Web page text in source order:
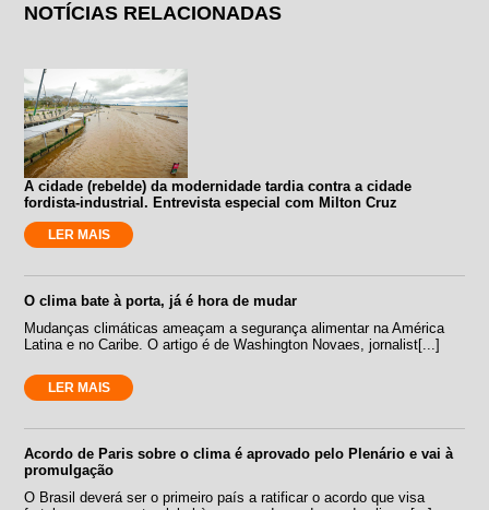
NOTÍCIAS RELACIONADAS
A cidade (rebelde) da modernidade tardia contra a cidade
fordista-industrial. Entrevista especial com Milton Cruz
LER MAIS
O clima bate à porta, já é hora de mudar
Mudanças climáticas ameaçam a segurança alimentar na América
Latina e no Caribe. O artigo é de Washington Novaes, jornalist[...]
LER MAIS
Acordo de Paris sobre o clima é aprovado pelo Plenário e vai à
promulgação
O Brasil deverá ser o primeiro país a ratificar o acordo que visa